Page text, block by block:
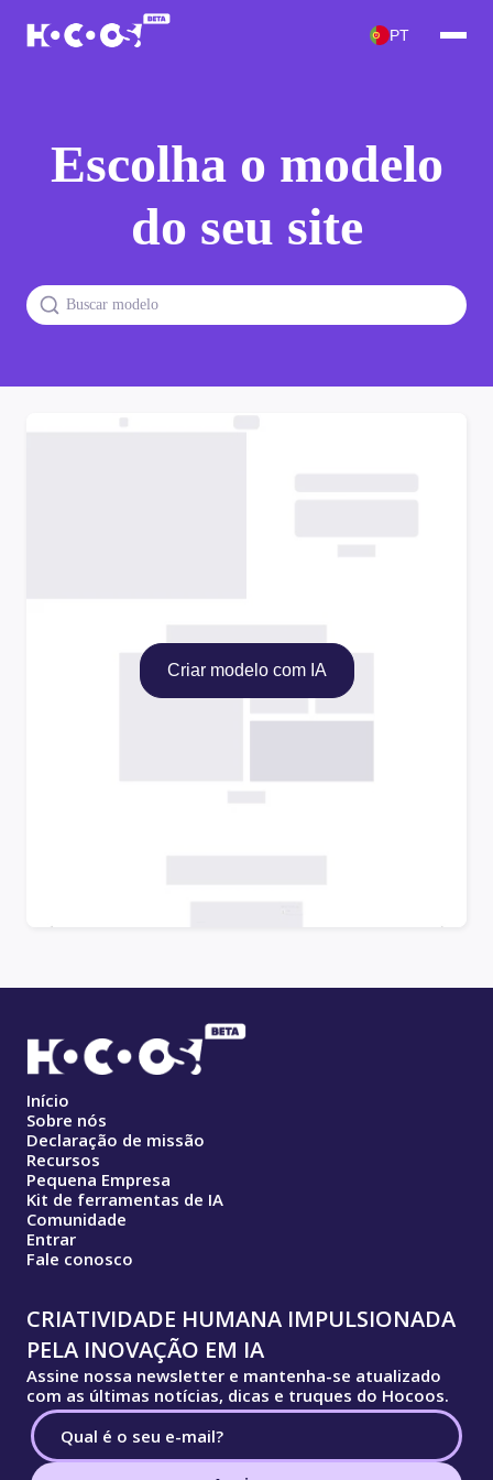
PT
Escolha o modelo
do seu site
Criar modelo com IA
Início
Sobre nós
Declaração de missão
Recursos
Pequena Empresa
Kit de ferramentas de IA
Comunidade
Entrar
Fale conosco
CRIATIVIDADE HUMANA IMPULSIONADA
PELA INOVAÇÃO EM IA
Assine nossa newsletter e mantenha-se atualizado
com as últimas notícias, dicas e truques do Hocoos.